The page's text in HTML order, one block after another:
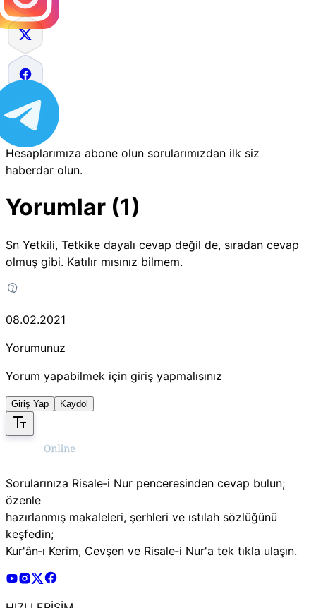
Hesaplarımıza abone olun sorularımızdan ilk siz
haberdar olun.
Yorumlar (1)
Sn Yetkili, Tetkike dayalı cevap değil de, sıradan cevap
olmuş gibi. Katılır mısınız bilmem.
08.02.2021
Yorumunuz
Yorum yapabilmek için giriş yapmalısınız
Giriş Yap Kaydol
Sorularınıza Risale‑i Nur penceresinden cevap bulun;
özenle
hazırlanmış makaleleri, şerhleri ve ıstılah sözlüğünü
keşfedin;
Kur'ân‑ı Kerîm, Cevşen ve Risale‑i Nur'a tek tıkla ulaşın.
Risale Online Youtube Hesabı
Risale Online Instagram Hesabı
Risale Online X Hesabı